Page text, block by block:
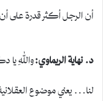
أن الرجل أكثر قدرة على
د. نهاية الريماوي:واللهِ
لنا… يعني موضوع